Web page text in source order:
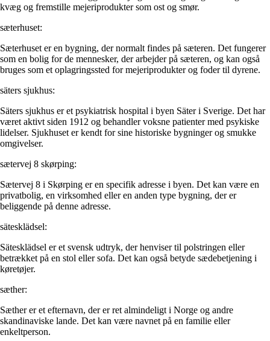
kvæg og fremstille mejeriprodukter som ost og smør.
sæterhuset:
Sæterhuset er en bygning, der normalt findes på sæteren. Det fungerer
som en bolig for de mennesker, der arbejder på sæteren, og kan også
bruges som et oplagringssted for mejeriprodukter og foder til dyrene.
säters sjukhus:
Säters sjukhus er et psykiatrisk hospital i byen Säter i Sverige. Det har
været aktivt siden 1912 og behandler voksne patienter med psykiske
lidelser. Sjukhuset er kendt for sine historiske bygninger og smukke
omgivelser.
sætervej 8 skørping:
Sætervej 8 i Skørping er en specifik adresse i byen. Det kan være en
privatbolig, en virksomhed eller en anden type bygning, der er
beliggende på denne adresse.
sätesklädsel:
Sätesklädsel er et svensk udtryk, der henviser til polstringen eller
betrækket på en stol eller sofa. Det kan også betyde sædebetjening i
køretøjer.
sæther:
Sæther er et efternavn, der er ret almindeligt i Norge og andre
skandinaviske lande. Det kan være navnet på en familie eller
enkeltperson.